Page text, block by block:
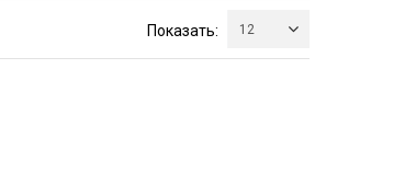
Показать: 12